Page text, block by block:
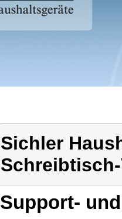
Sichler
Support-